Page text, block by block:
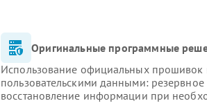
Оригинальные программные
Использование официальных прошивок
пользовательскими данными:
восстановление информации при